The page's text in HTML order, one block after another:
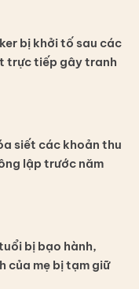
bị khởi tố sau các
trực tiếp gây tranh
siết các khoản thu
lập trước năm
tuổi bị bạo hành,
của mẹ bị tạm giữ